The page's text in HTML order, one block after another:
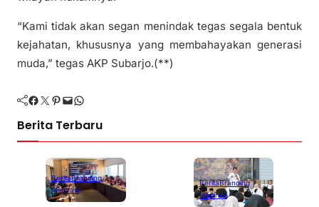
“Kami tidak akan segan menindak tegas segala bentuk
kejahatan, khususnya yang membahayakan generasi
muda,” tegas AKP Subarjo.(**)
Facebook Twitter Pinterest Mail WhatsApp
Berita Terbaru
BeritaBranding
Inspirasi
BeritaBranding
Inspirasi